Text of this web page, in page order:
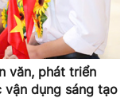
văn, phát triển
dụng sáng tạo